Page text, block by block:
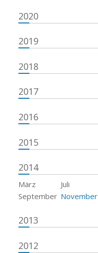
2020
2019
2018
2017
2016
2015
2014
März Juli
September November
2013
2012